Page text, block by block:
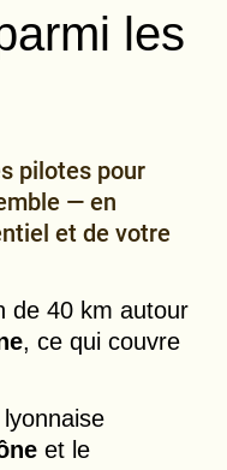
les
pilotes pour
— en
et de votre
de 40 km autour
, ce qui couvre
et le